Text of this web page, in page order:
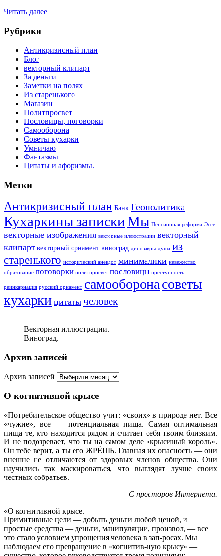
Читать далее
Рубрики
Антикризисный план
Блог
векторный клипарт
За деньги
Заметки на полях
Из старенького
Магазин
Политпросвет
Пословицы, поговорки
Самооборона
Советы кухарки
Умничаю
Фантазмы
Цитаты и афоризмы.
Метки
Антикризисный план Банк Геополитика
Кухаркины запискиМы Пенсионная реформа Эссе
векторные изображения векторные иллюстрации векторный
клипарт векторный орнамент виноград динозавры душа из
старенького исторический анекдот минималики невежество
образование поговорки политпросвет пословицы преступность
реинкарнация русский орнамент самооборонасоветы
кухарки цитаты человек
Векторная иллюстрации.
Виноград.
Архив записей
Архив записей
О когнитивной крысе
«Потребительское общество учит: «своих» в природе нет. Все
«чужие», все — потенциальная пища. Самая оптимальная
пища те, кто находится рядом и считает себя твоим близким.
И не подозревает, что ты на самом деле «крысиный король».
Он тебе верит, а ты его ЖРЁШЬ. Главная их опасность — они
внешне не отличаются от здоровых членов общества. Они
научились так маскироваться, что выглядят лучше своих
честных собратьев.
С просторов Интернета.
«О когнитивной крысе.
Примитивные цели — добыть деньги любой ценой, и
простые средства — деньги, манипуляции, произвол, — все
это стало условием упрощения человека в зап-росах. Мы
наблюдаем его превращение в «когнитив-ную крысу» —